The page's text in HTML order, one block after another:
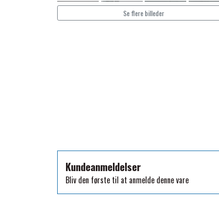
Se flere billeder
Kundeanmeldelser
Bliv den første til at anmelde denne vare